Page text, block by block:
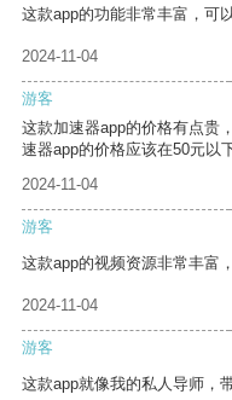
这款app的功能非常丰富，可
2024-11-04
游客
这款加速器app的价格有点贵
速器app的价格应该在50元以
2024-11-04
游客
这款app的视频资源非常丰富
2024-11-04
游客
这款app就像我的私人导师，